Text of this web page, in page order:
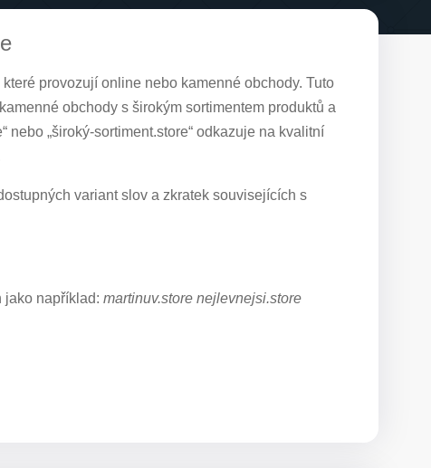
provozují online nebo kamenné obchody. Tuto
obchody s širokým sortimentem produktů a
nebo „široký-sortiment.store“ odkazuje na kvalitní
variant slov a zkratek souvisejících s
jako například: martinuv.store nejlevnejsi.store